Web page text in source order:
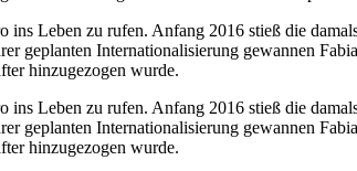
ins Leben zu rufen. Anfang 2016 stieß die
geplanten Internationalisierung gewannen
hinzugezogen wurde.
ins Leben zu rufen. Anfang 2016 stieß die
geplanten Internationalisierung gewannen
hinzugezogen wurde.